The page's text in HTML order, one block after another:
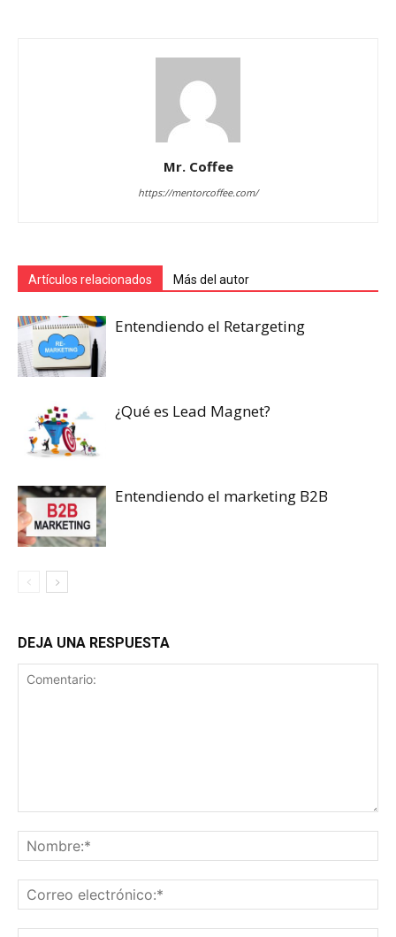
Mr. Coffee
https://mentorcoffee.com/
Artículos relacionados Más del autor
Entendiendo el Retargeting
¿Qué es Lead Magnet?
Entendiendo el marketing B2B
DEJA UNA RESPUESTA